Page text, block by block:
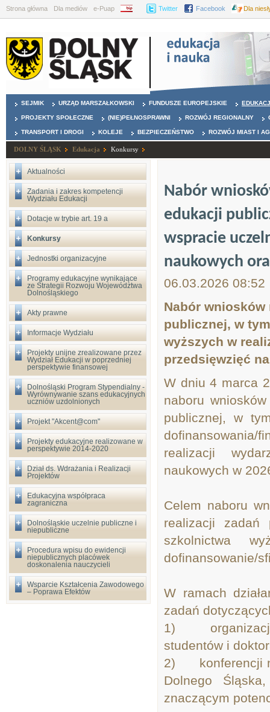
Strona główna Dla mediów e-Puap BIP Twitter Facebook Dla
SEJMIK URZĄD MARSZAŁKOWSKI FUNDUSZE EUROPEJSKIE
PROJEKTY SPOŁECZNE (NIE)PEŁNOSPRAWNI ROZWÓJ REGIONALNY
TRANSPORT I DROGI KOLEJE BEZPIECZEŃSTWO ROZWÓJ MIAST I
DOLNY ŚLĄSK Edukacja Konkursy
Aktualności
Zadania i zakres kompetencji
Wydziału Edukacji
Dotacje w trybie art. 19 a
Konkursy
Jednostki organizacyjne
Programy edukacyjne wynikające
ze Strategii Rozwoju Województwa
Dolnośląskiego
Akty prawne
Informacje Wydziału
Projekty unijne zrealizowane przez
Wydział Edukacji w poprzedniej
perspektywie finansowej
Dolnośląski Program Stypendialny -
Wyrównywanie szans edukacyjnych
uczniów uzdolnionych
Projekt "Akcent@com"
Projekty edukacyjne realizowane w
perspektywie 2014-2020
Dział ds. Wdrażania i Realizacji
Projektów
Edukacyjna współpraca
zagraniczna
Dolnośląskie uczelnie publiczne i
niepubliczne
Procedura wpisu do ewidencji
niepublicznych placówek
doskonalenia nauczycieli
Wsparcie Kształcenia Zawodowego
– Poprawa Efektów
Nabór
edukacji
wspracie
naukowych
06.03.2026 08:52
Nabór
publicznej, w
wyższych w
przedsięwzięć
W dniu 4 marca
naboru
publicznej, w
dofinansowania/
realizacji
naukowych w
Celem naboru
realizacji zadań
szkolnictwa
dofinansowanie/
W ramach
zadań
1) organizacji
studentów i
2) konferencji
Dolnego
znaczącym